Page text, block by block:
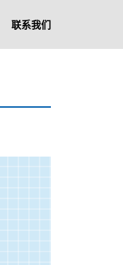
联系我们